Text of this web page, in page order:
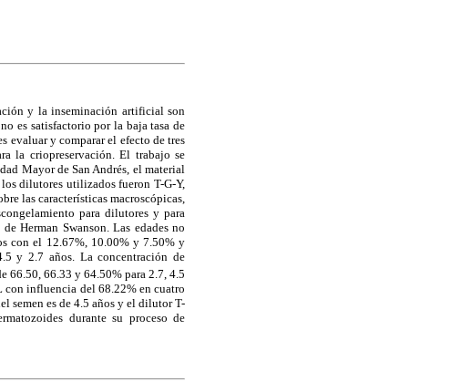
y la inseminación artificial son
es satisfactorio por la baja tasa de
evaluar y comparar el efecto de tres
la criopreservación. El trabajo se
Mayor de San Andrés, el material
dilutores utilizados fueron T-G-Y,
las características macroscópicas,
para dilutores y para
Herman Swanson. Las edades no
con el 12.67%, 10.00% y 7.50% y
y 2.7 años. La concentración de
66.50, 66.33 y 64.50% para 2.7, 4.5
influencia del 68.22% en cuatro
semen es de 4.5 años y el dilutor T-
durante su proceso de